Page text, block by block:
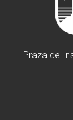
Praza de